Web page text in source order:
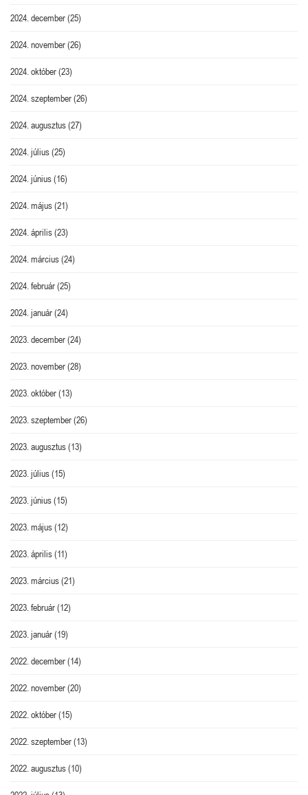
2024. december(25)
2024. november(26)
2024. október(23)
2024. szeptember(26)
2024. augusztus(27)
2024. július(25)
2024. június(16)
2024. május(21)
2024. április(23)
2024. március(24)
2024. február(25)
2024. január(24)
2023. december(24)
2023. november(28)
2023. október(13)
2023. szeptember(26)
2023. augusztus(13)
2023. július(15)
2023. június(15)
2023. május(12)
2023. április(11)
2023. március(21)
2023. február(12)
2023. január(19)
2022. december(14)
2022. november(20)
2022. október(15)
2022. szeptember(13)
2022. augusztus(10)